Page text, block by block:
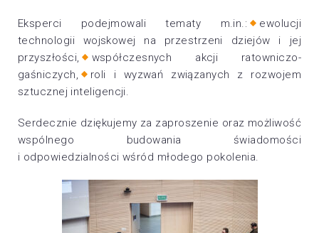
Eksperci podejmowali tematy m.in.:
ewolucji
technologii wojskowej na przestrzeni dziejów i jej
przyszłości,
współczesnych akcji ratowniczo-
gaśniczych,
roli i wyzwań związanych z rozwojem
sztucznej inteligencji.
Serdecznie dziękujemy za zaproszenie oraz możliwość
wspólnego budowania świadomości
i odpowiedzialności wśród młodego pokolenia.